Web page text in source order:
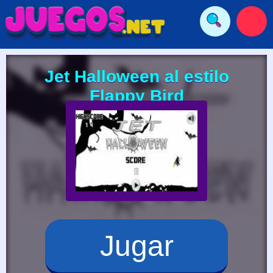
Jet Halloween al estilo
Flappy Bird
Jugar